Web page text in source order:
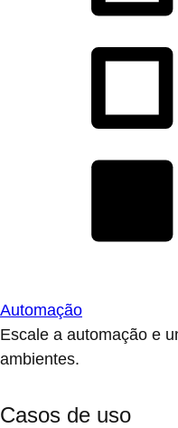
Automação
Escale a automação e
ambientes.
Casos de uso